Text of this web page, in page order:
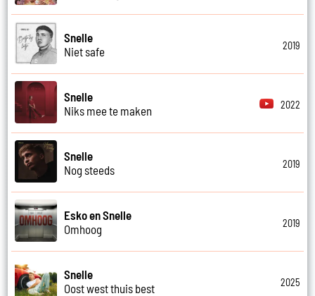
Snelle
Niet safe
2019
Snelle
Niks mee te maken
2022
Snelle
Nog steeds
2019
Esko en Snelle
Omhoog
2019
Snelle
Oost west thuis best
2025